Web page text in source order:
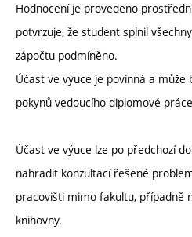
Hodnocení je provedeno
potvrzuje, že student splnil
zápočtu podmíněno.
Účast ve výuce je povinná a může
pokynů vedoucího diplomové
Účast ve výuce lze po předchozí
nahradit konzultací řešené
pracovišti mimo fakultu, případně
knihovny.